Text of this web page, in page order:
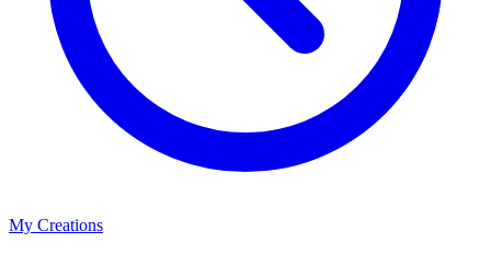
My Creations